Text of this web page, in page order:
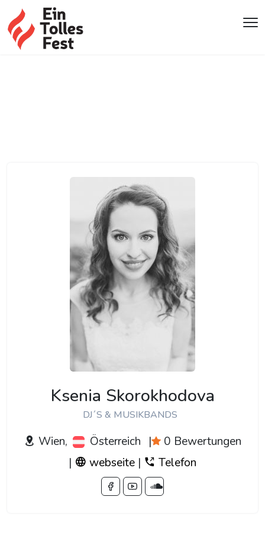
Ksenia Skorokhodova
DJ´S & MUSIKBANDS
Wien, Österreich |
0 Bewertungen
|
webseite | Telefon